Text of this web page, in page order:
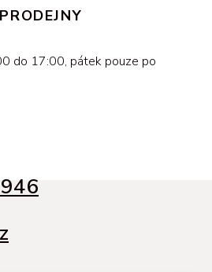
do 17:00, pátek pouze po